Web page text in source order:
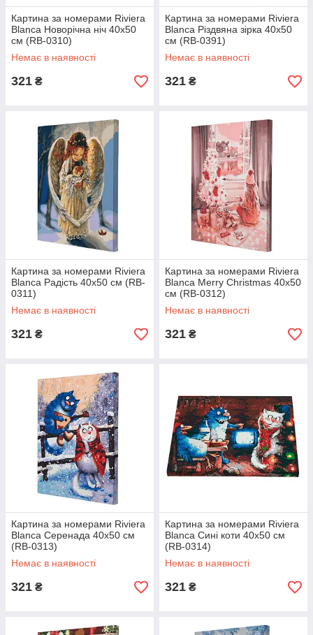
Картина за номерами Riviera
Blanca Новорічна ніч 40x50
см (RB-0310)
Немає в наявності
321 ₴
Картина за номерами Riviera
Blanca Різдвяна зірка 40x50
см (RB-0391)
Немає в наявності
321 ₴
Картина за номерами Riviera
Blanca Радість 40x50 см (RB-
0311)
Немає в наявності
321 ₴
Картина за номерами Riviera
Blanca Merry Christmas 40x50
см (RB-0312)
Немає в наявності
321 ₴
Картина за номерами Riviera
Blanca Серенада 40x50 см
(RB-0313)
Немає в наявності
321 ₴
Картина за номерами Riviera
Blanca Сині коти 40x50 см
(RB-0314)
Немає в наявності
321 ₴